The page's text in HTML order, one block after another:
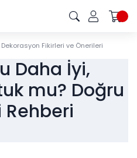
Dekorasyon Fikirleri ve Önerileri
Daha İyi,
mu? Doğru